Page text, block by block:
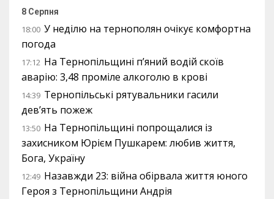
8 Серпня
18:00 У неділю на тернополян очікує комфортна
погода
17:12 На Тернопільщині п’яний водій скоїв
аварію: 3,48 проміле алкоголю в крові
14:39 Тернопільські рятувальники гасили
дев’ять пожеж
13:50 На Тернопільщині попрощалися із
захисником Юрієм Пушкарем: любив життя,
Бога, Україну
12:49 Назавжди 23: війна обірвала життя юного
Героя з Тернопільщини Андрія